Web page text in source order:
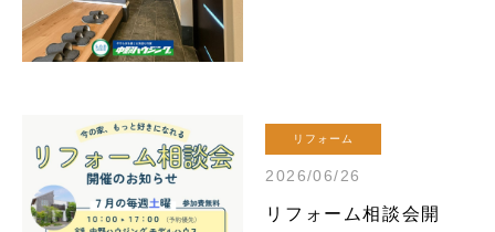
リフォーム
2026/06/26
リフォーム相談会開